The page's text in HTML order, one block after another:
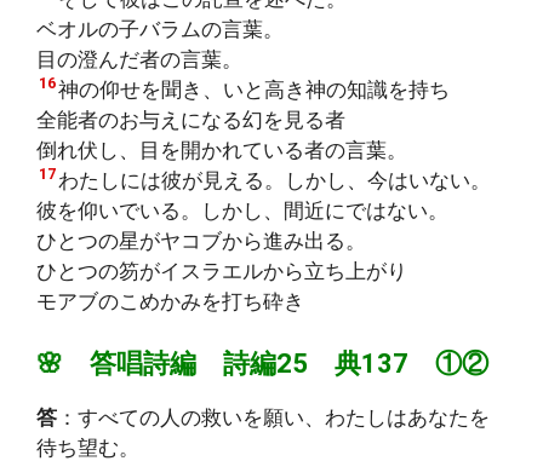
ベオルの子バラムの言葉。
目の澄んだ者の言葉。
16神の仰せを聞き、いと高き神の知識を持ち
全能者のお与えになる幻を見る者
倒れ伏し、目を開かれている者の言葉。
17 わたしには彼が見える。しかし、今はいない。
彼を仰いでいる。しかし、間近にではない。
ひとつの星がヤコブから進み出る。
ひとつの笏がイスラエルから立ち上がり
モアブのこめかみを打ち砕き
🌸 答唱詩編 詩編25 典137 ①②
答 ：すべての人の救いを願い、わたしはあなたを
待ち望む。